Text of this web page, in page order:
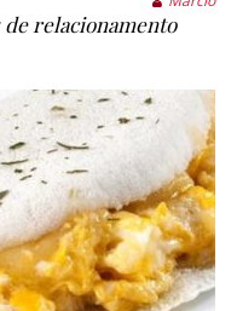
de relacionamento